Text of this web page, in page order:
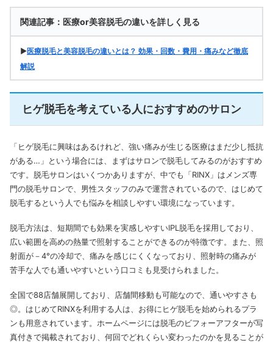
関連記事：医療or美容脱毛の違いを詳しく見る
▶医療脱毛と美容脱毛の違いとは？ 効果・回数・費用・痛みなど徹底
解説
ヒゲ脱毛を考えている人におすすめのサロン
「ヒゲ脱毛に興味はあるけれど、強い痛みが生じる医療はまだ少し抵抗
がある…」という場合には、まずはサロンで脱毛してみるのがおすすめ
です。脱毛サロンはいくつかありますが、中でも「RINX」はメンズ専
門の脱毛サロンで、男性スタッフのみで運営されているので、はじめて
脱毛するという人でも悩みを相談しやすい環境になっています。
脱毛方法は、短期間でも効果を実感しやすいIPL脱毛を採用しており、
広い範囲を高めの熱量で照射することができるのが特徴です。また、照
射面が－4°の冷却で、痛みを感じにくくなっており、照射時の痛みが
苦手な人でも通いやすいという口コミも見受けられました。
全国で88店舗展開しており、店舗間移動も可能なので、通いやすさも
◎。はじめてRINXを利用する人は、お得にヒゲ脱毛を始められるプラ
ンも用意されています。ホームページには脱毛のビフォーアフターが写
真付きで掲載されており、何回でどれくらい変わったのかを見ることが